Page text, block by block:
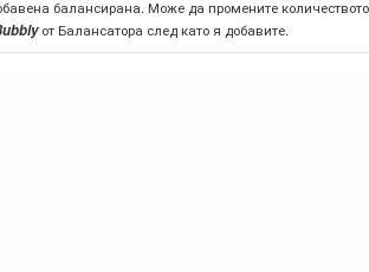
балансирана. Може да промените количеството
от Балансатора след като я добавите.